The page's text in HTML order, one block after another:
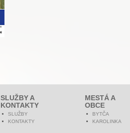
SLUŽBY A
KONTAKTY
SLUŽBY
KONTAKTY
MESTÁ A
OBCE
BYTČA
KAROLINKA